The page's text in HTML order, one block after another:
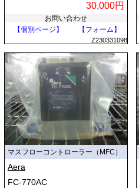
30,000円
お問い合わせ
【個別ページ】
【フォーム】
Z230331098
マスフローコントローラー（MFC）
Aera
FC-770AC